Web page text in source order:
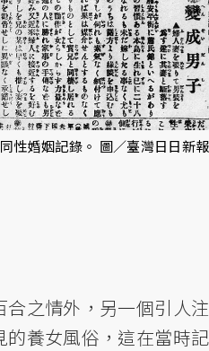
性婚姻記錄。 圖／臺灣日日新報
合之情外，另一個引人注
的養女風俗，這在當時記